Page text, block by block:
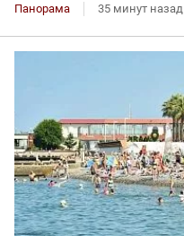
Панорама 35 минут назад